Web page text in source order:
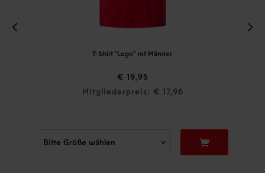
T-Shirt "Logo" rot Männer
€ 19,95
Mitgliederpreis: € 17,96